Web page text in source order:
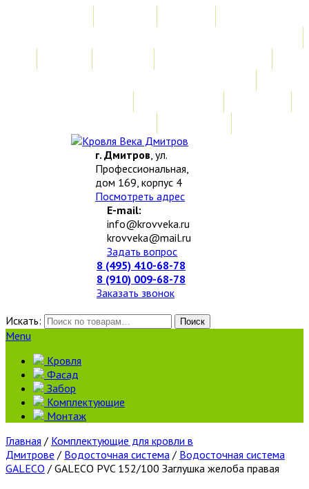
г. Дмитров, ул.
Профессиональная,
дом 169, корпус 4
Посмотреть адрес
E-mail:
info@krovveka.ru
krovveka@mail.ru
Задать вопрос
8 (495) 410-68-78
8 (910) 009-68-78
Заказать звонок
Искать:
Поиск
Menu
Кровля
Фасад
Забор
Комплектующие
Монтаж
Главная / Комплектующие для кровли в
Дмитрове / Водосточная система / Водосточная система
GALECO / GALECO PVC 152/100 Заглушка желоба правая